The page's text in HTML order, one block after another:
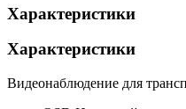
Характеристики
Характеристики
Видеонаблюдение для